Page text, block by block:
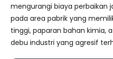
mengurangi biaya perbaikan
pada area pabrik yang
tinggi, paparan bahan kimia,
debu industri yang agresif